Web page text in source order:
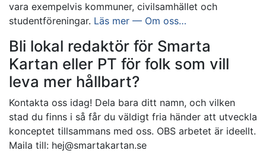
vara exempelvis kommuner, civilsamhället och
studentföreningar. Läs mer — Om oss…
Bli lokal redaktör för Smarta
Kartan eller PT för folk som vill
leva mer hållbart?
Kontakta oss idag! Dela bara ditt namn, och vilken
stad du finns i så får du väldigt fria händer att utveckla
konceptet tillsammans med oss. OBS arbetet är ideellt.
Maila till: hej@smartakartan.se